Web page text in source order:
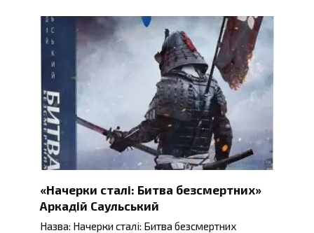
«Начерки сталі: Битва безсмертних»
Аркадій Саульський
Назва: Начерки сталі: Битва безсмертних